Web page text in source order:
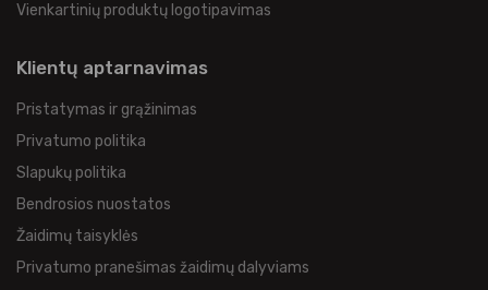
Vienkartinių produktų logotipavimas
Klientų aptarnavimas
Pristatymas ir grąžinimas
Privatumo politika
Slapukų politika
Bendrosios nuostatos
Žaidimų taisyklės
Privatumo pranešimas žaidimų dalyviams